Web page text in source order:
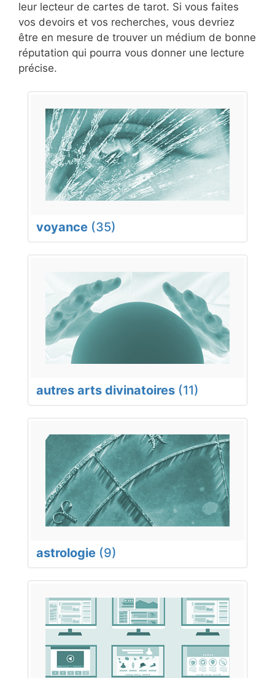
leur lecteur de cartes de tarot. Si vous faites
vos devoirs et vos recherches, vous devriez
être en mesure de trouver un médium de bonne
réputation qui pourra vous donner une lecture
précise.
voyance (35)
autres arts divinatoires (11)
astrologie (9)